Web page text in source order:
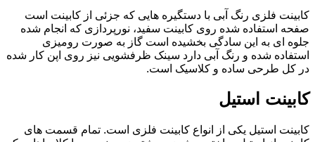
کابینت فلزی رنگ آبی با دستگیره هایی که جزئی از کابینت است
صفحه استفاده شده روی کابینت سفید، نورپردازی که انجام شده
جلوه ای به این سادگی بخشیده است گاز به صورت رومیزی
استفاده شده و رنگ آبی دارد سینک ظرفشویی نیز روی اپن کار شده
در کل طرحی ساده و کلاسیک است.
کابینت استیل
کابینت استیل یکی از انواع کابینت فلزی است. تمام قسمت های